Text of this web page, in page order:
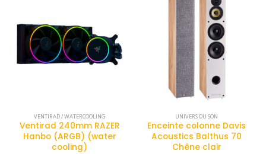
VENTIRAD / WATERCOOLING
Ventirad 240mm RAZER
Hanbo (ARGB) (water
cooling)
UNIVERS DU SON
Enceinte colonne Davis
Acoustics Balthus 70
Chêne clair